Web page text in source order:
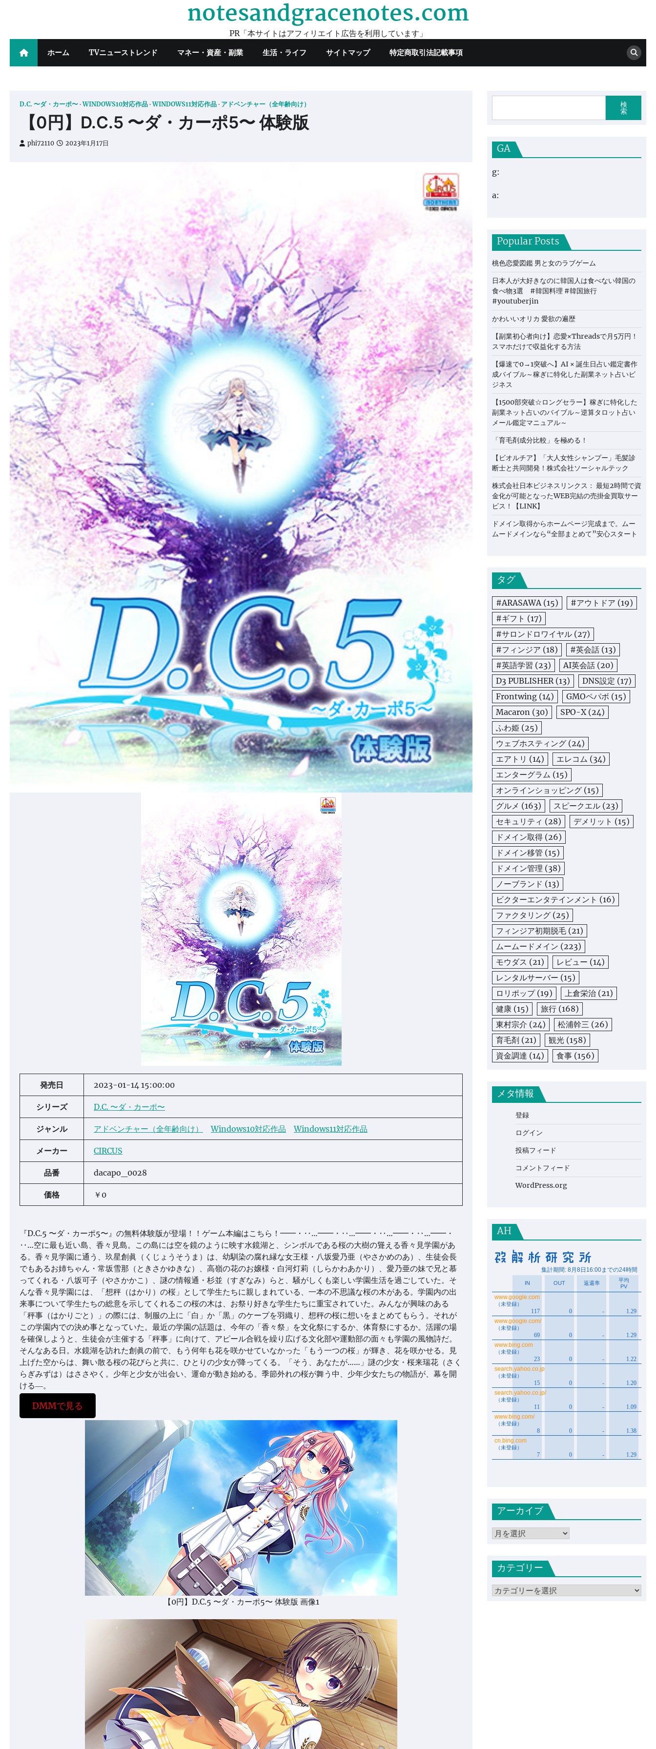
notesandgracenotes.com
PR「本サイトはアフィリエイト広告を利用しています」
ホーム TVニューストレンド マネー・資産・副業 生活・ライフ サイトマップ 特定商取引法記載事項
D.C. 〜ダ・カーポ〜 WINDOWS10対応作品 WINDOWS11対応作品 アドベンチャー（全年齢向け）
【0円】D.C.5 〜ダ・カーポ5〜 体験版
phi72110 2023年1月17日
発売日 2023-01-14 15:00:00
シリーズ D.C. 〜ダ・カーポ〜
ジャンル アドベンチャー（全年齢向け） Windows10対応作品 Windows11対応作品
メーカー CIRCUS
品番 dacapo_0028
価格 ￥0
『D.C.5 〜ダ・カーポ5〜』の無料体験版が登場！！ゲーム本編はこちら！━━・‥…━━・‥…━━・‥…━━・‥…━━・
‥…空に最も近い島、香々見島。この島には空を鏡のように映す水鏡湖と、シンボルである桜の大樹の聳える香々見学園があ
る。香々見学園に通う、玖星創眞（くじょうそうま）は、幼馴染の腐れ縁な女王様・八坂愛乃亜（やさかめのあ）、生徒会長
でもあるお姉ちゃん・常坂雪那（ときさかゆきな）、高嶺の花のお嬢様・白河灯莉（しらかわあかり）、愛乃亜の妹で兄と慕
ってくれる・八坂可子（やさかかこ）、謎の情報通・杉並（すぎなみ）らと、騒がしくも楽しい学園生活を過ごしていた。そ
んな香々見学園には、「想秤（はかり）の桜」として学生たちに親しまれている、一本の不思議な桜の木がある。学園内の出
来事について学生たちの総意を示してくれるこの桜の木は、お祭り好きな学生たちに重宝されていた。みんなが興味のある
「秤事（はかりごと）」の際には、制服の上に「白」か「黒」のケープを羽織り、想秤の桜に想いをまとめてもらう。それが
この学園内での決め事となっていた。最近の学園の話題は、今年の「香々祭」を文化祭にするか、体育祭にするか。活躍の場
を確保しようと、生徒会が主催する「秤事」に向けて、アピール合戦を繰り広げる文化部や運動部の面々も学園の風物詩だ。
そんなある日。水鏡湖を訪れた創眞の前で、もう何年も花を咲かせていなかった「もう一つの桜」が輝き、花を咲かせる。見
上げた空からは、舞い散る桜の花びらと共に、ひとりの少女が降ってくる。「そう、あなたが……」謎の少女・桜来瑞花（さく
らぎみずは）はささやく。少年と少女が出会い、運命が動き始める。季節外れの桜が舞う中、少年少女たちの物語が、幕を開
ける―。
DMMで見る
【0円】D.C.5 〜ダ・カーポ5〜 体験版 画像1
検
索
GA
g:
a:
Popular Posts
桃色恋愛図鑑 男と女のラブゲーム
日本人が大好きなのに韓国人は食べない韓国の
食べ物3選 #韓国料理 #韓国旅行
#youtuberjin
かわいいオリカ 愛欲の遍歴
【副業初心者向け】恋愛×Threadsで月5万円！
スマホだけで収益化する方法
【爆速で0→1突破へ】AI × 誕生日占い鑑定書作
成バイブル～稼ぎに特化した副業ネット占いビ
ジネス
【1500部突破☆ロングセラー】稼ぎに特化した
副業ネット占いのバイブル～逆算タロット占い
メール鑑定マニュアル～
「育毛剤成分比較」を極める！
【ビオルチア】「大人女性シャンプー」毛髪診
断士と共同開発！株式会社ソーシャルテック
株式会社日本ビジネスリンクス： 最短2時間で資
金化が可能となったWEB完結の売掛金買取サー
ビス！【LINK】
ドメイン取得からホームページ完成まで。ムー
ムードメインなら“全部まとめて”安心スタート
タグ
#ARASAWA(15) #アウトドア (19)
#ギフト (17)
#サロンドロワイヤル (27)
#フィンジア (18) #英会話 (13)
#英語学習 (23) AI英会話 (20)
D3 PUBLISHER(13) DNS設定 (17)
Frontwing (14) GMOペパボ (15)
Macaron (30) SPO-X(24)
ふわ姫 (25)
ウェブホスティング (24)
エアトリ (14) エレコム (34)
エンターグラム (15)
オンラインショッピング (15)
グルメ (163) スピークエル (23)
セキュリティ (28) デメリット (15)
ドメイン取得 (26)
ドメイン移管 (15)
ドメイン管理 (38)
ノーブランド (13)
ビクターエンタテインメント (16)
ファクタリング (25)
フィンジア初期脱毛 (21)
ムームードメイン (223)
モウダス (21) レビュー (14)
レンタルサーバー (15)
ロリポップ(19) 上倉栄治 (21)
健康 (15) 旅行 (168)
東村宗介 (24) 松浦幹三 (26)
育毛剤 (21) 観光 (158)
資金調達 (14) 食事 (156)
メタ情報
登録
ログイン
投稿フィード
コメントフィード
WordPress.org
AH
アーカイブ
ア
イ
ブ
カテゴリー
カ